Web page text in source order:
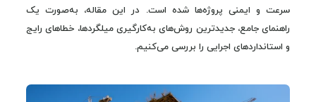
سرعت و ایمنی پروژه‌ها شده است. در این مقاله، به‌صورت یک
راهنمای جامع، جدیدترین روش‌های به‌کارگیری میلگردها، خطاهای رایج
و استانداردهای اجرایی را بررسی می‌کنیم.